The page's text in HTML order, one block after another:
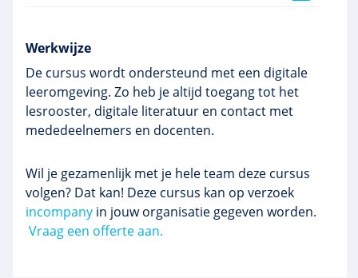
Werkwijze
De cursus wordt ondersteund met een digitale
leeromgeving. Zo heb je altijd toegang tot het
lesrooster, digitale literatuur en contact met
mededeelnemers en docenten.
Wil je gezamenlijk met je hele team deze cursus
volgen? Dat kan! Deze cursus kan op verzoek
incompany in jouw organisatie gegeven worden.
Vraag een offerte aan.